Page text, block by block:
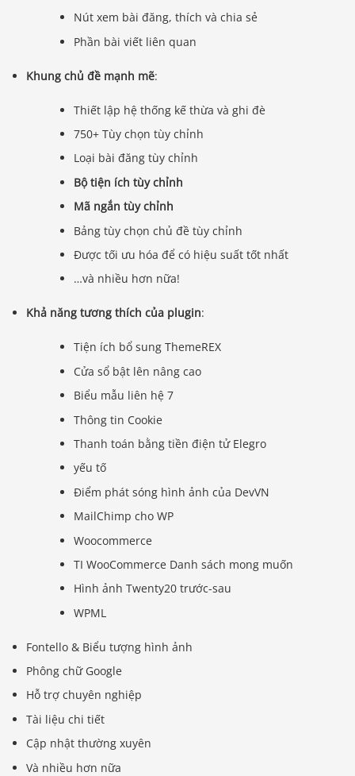
Nút xem bài đăng, thích và chia sẻ
Phần bài viết liên quan
Khung chủ đề mạnh mẽ:
Thiết lập hệ thống kế thừa và ghi đè
750+ Tùy chọn tùy chỉnh
Loại bài đăng tùy chỉnh
Bộ tiện ích tùy chỉnh
Mã ngắn tùy chỉnh
Bảng tùy chọn chủ đề tùy chỉnh
Được tối ưu hóa để có hiệu suất tốt nhất
…và nhiều hơn nữa!
Khả năng tương thích của plugin:
Tiện ích bổ sung ThemeREX
Cửa sổ bật lên nâng cao
Biểu mẫu liên hệ 7
Thông tin Cookie
Thanh toán bằng tiền điện tử Elegro
yếu tố
Điểm phát sóng hình ảnh của DevVN
MailChimp cho WP
Woocommerce
TI WooCommerce Danh sách mong muốn
Hình ảnh Twenty20 trước-sau
WPML
Fontello & Biểu tượng hình ảnh
Phông chữ Google
Hỗ trợ chuyên nghiệp
Tài liệu chi tiết
Cập nhật thường xuyên
Và nhiều hơn nữa